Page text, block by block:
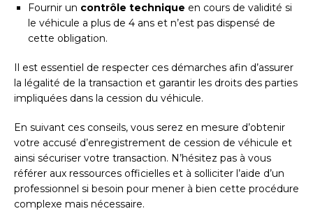
Fournir un contrôle technique en cours de validité si
le véhicule a plus de 4 ans et n’est pas dispensé de
cette obligation.
Il est essentiel de respecter ces démarches afin d’assurer
la légalité de la transaction et garantir les droits des parties
impliquées dans la cession du véhicule.
En suivant ces conseils, vous serez en mesure d’obtenir
votre accusé d’enregistrement de cession de véhicule et
ainsi sécuriser votre transaction. N’hésitez pas à vous
référer aux ressources officielles et à solliciter l’aide d’un
professionnel si besoin pour mener à bien cette procédure
complexe mais nécessaire.